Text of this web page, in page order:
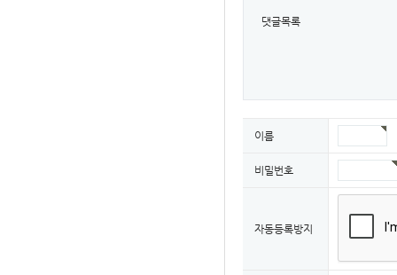
댓글목록
이름
비밀번호
자동등록방지